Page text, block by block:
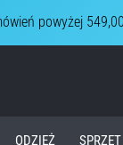
powyżej
ODZIEŻ SPRZĘT